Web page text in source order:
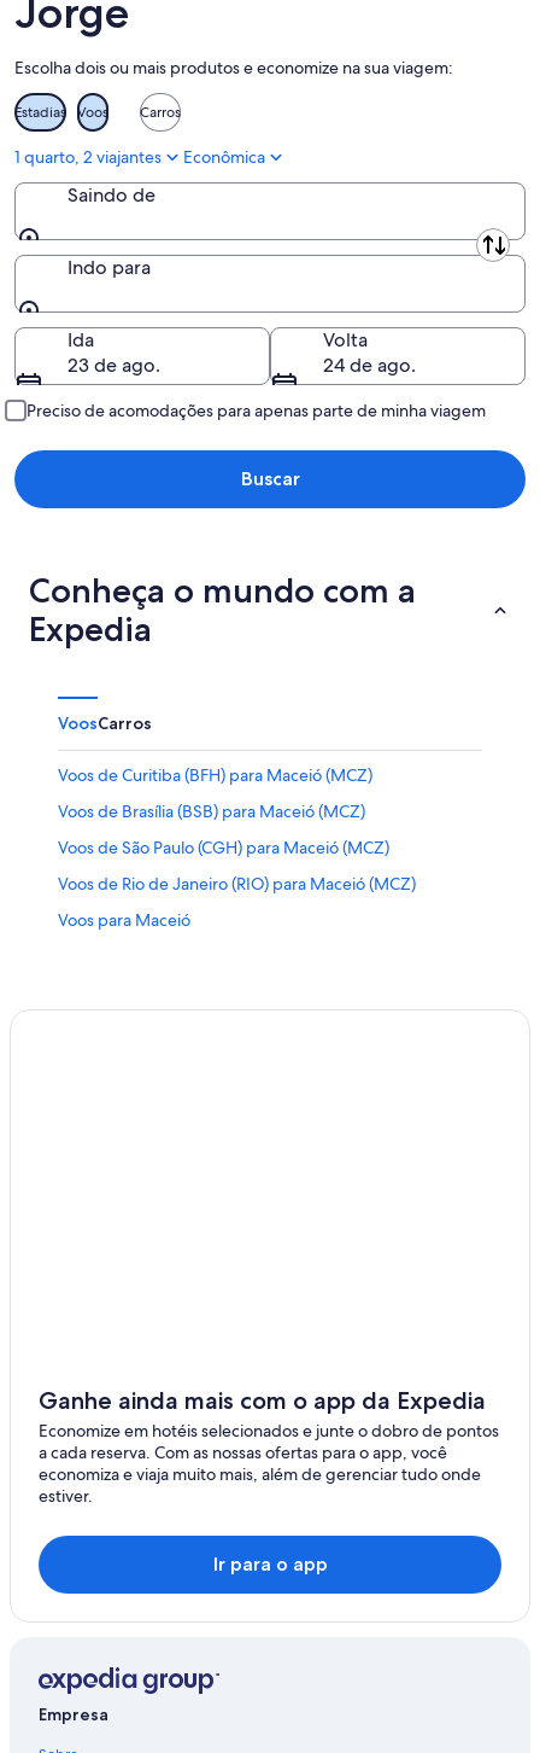
11
ago.
14
ago.
-
16
de
ago.
Jorge
Escolha dois ou mais produtos e economize na sua viagem:
Estadias Voos Carros
1 quarto, 2 viajantes Econômica
Saindo de
Saindo de
Indo para
Indo para
Ida
23 de ago.
Volta
24 de ago.
Preciso de acomodações para apenas parte de minha viagem
Buscar
Conheça o mundo com a
Expedia
VoosCarros
Voos de Curitiba (BFH) para Maceió (MCZ)
Voos de Brasília (BSB) para Maceió (MCZ)
Voos de São Paulo (CGH) para Maceió (MCZ)
Voos de Rio de Janeiro (RIO) para Maceió (MCZ)
Voos para Maceió
Ganhe ainda mais com o app da Expedia
Economize em hotéis selecionados e junte o dobro de pontos
a cada reserva. Com as nossas ofertas para o app, você
economiza e viaja muito mais, além de gerenciar tudo onde
estiver.
Ir para o app
Empresa